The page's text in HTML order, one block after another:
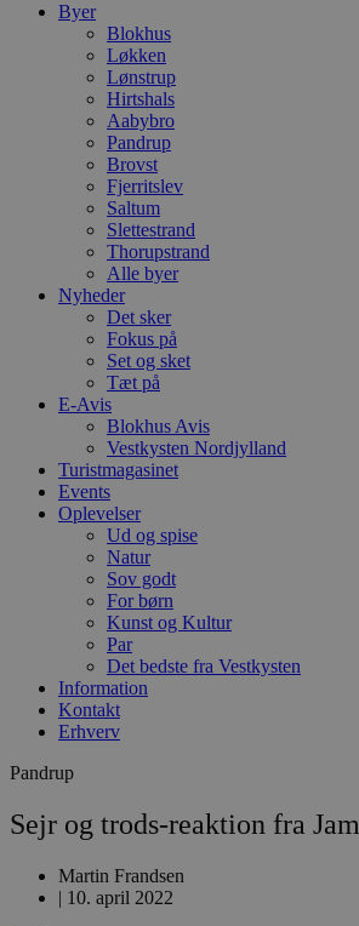
Byer
Blokhus
Løkken
Lønstrup
Hirtshals
Aabybro
Pandrup
Brovst
Fjerritslev
Saltum
Slettestrand
Thorupstrand
Alle byer
Nyheder
Det sker
Fokus på
Set og sket
Tæt på
E-Avis
Blokhus Avis
Vestkysten Nordjylland
Turistmagasinet
Events
Oplevelser
Ud og spise
Natur
Sov godt
For børn
Kunst og Kultur
Par
Det bedste fra Vestkysten
Information
Kontakt
Erhverv
Pandrup
Sejr og trods-reaktion fra
Martin Frandsen
| 10. april 2022